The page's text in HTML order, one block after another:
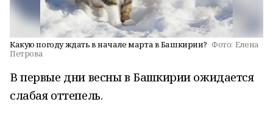
Какую погоду ждать в начале марта в Башкирии? Фото: Елена
Петрова
В первые дни весны в Башкирии ожидается
слабая оттепель.